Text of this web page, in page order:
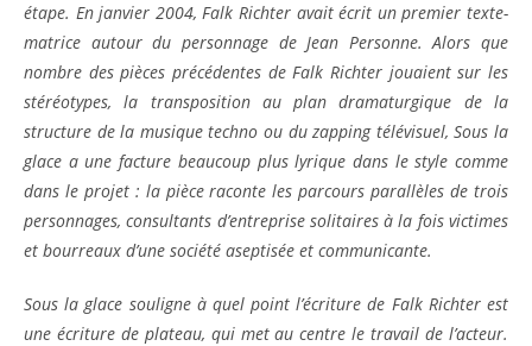
étape. En janvier 2004, Falk Richter avait écrit un premier texte-
matrice autour du personnage de Jean Personne. Alors que
nombre des pièces précédentes de Falk Richter jouaient sur les
stéréotypes, la transposition au plan dramaturgique de la
structure de la musique techno ou du zapping télévisuel, Sous la
glace a une facture beaucoup plus lyrique dans le style comme
dans le projet : la pièce raconte les parcours parallèles de trois
personnages, consultants d’entreprise solitaires à la fois victimes
et bourreaux d’une société aseptisée et communicante.
Sous la glace souligne à quel point l’écriture de Falk Richter est
une écriture de plateau, qui met au centre le travail de l’acteur.